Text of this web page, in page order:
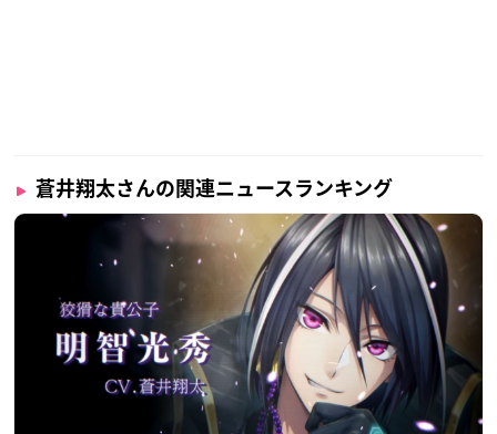
蒼井翔太さんの関連ニュースランキング